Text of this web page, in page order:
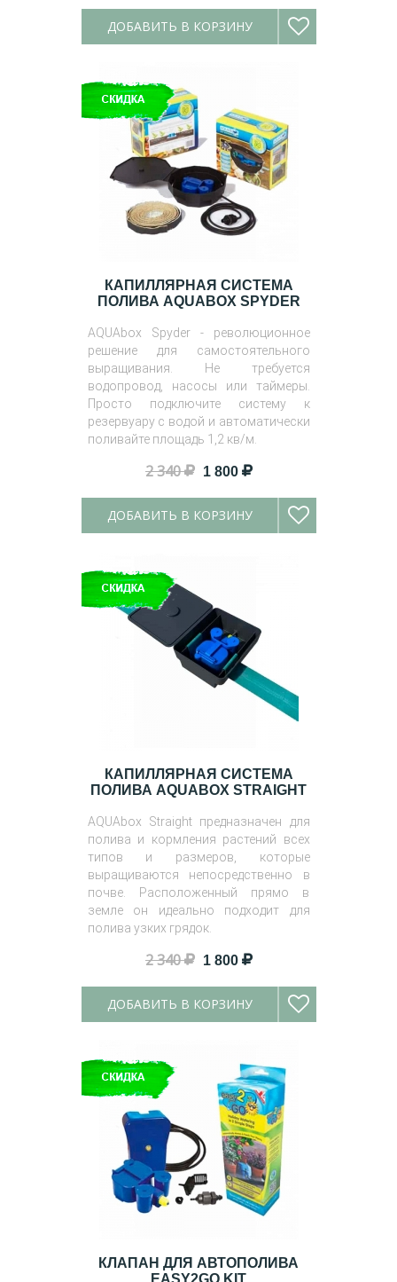
ДОБАВИТЬ В КОРЗИНУ
КАПИЛЛЯРНАЯ СИСТЕМА
ПОЛИВА AQUABOX SPYDER
AQUAbox Spyder - революционное
решение для самостоятельного
выращивания. Не требуется
водопровод, насосы или таймеры.
Просто подключите систему к
резервуару с водой и автоматически
поливайте площадь 1,2 кв/м.
2 340 1 800
ДОБАВИТЬ В КОРЗИНУ
КАПИЛЛЯРНАЯ СИСТЕМА
ПОЛИВА AQUABOX STRAIGHT
AQUAbox Straight предназначен для
полива и кормления растений всех
типов и размеров, которые
выращиваются непосредственно в
почве. Расположенный прямо в
земле он идеально подходит для
полива узких грядок.
2 340 1 800
ДОБАВИТЬ В КОРЗИНУ
КЛАПАН ДЛЯ АВТОПОЛИВА
EASY2GO KIT